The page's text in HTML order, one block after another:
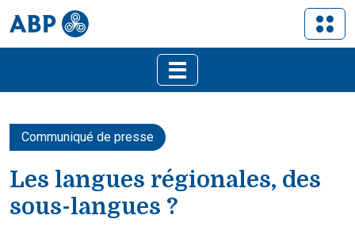
Communiqué de presse
Les langues régionales, des
sous-langues ?